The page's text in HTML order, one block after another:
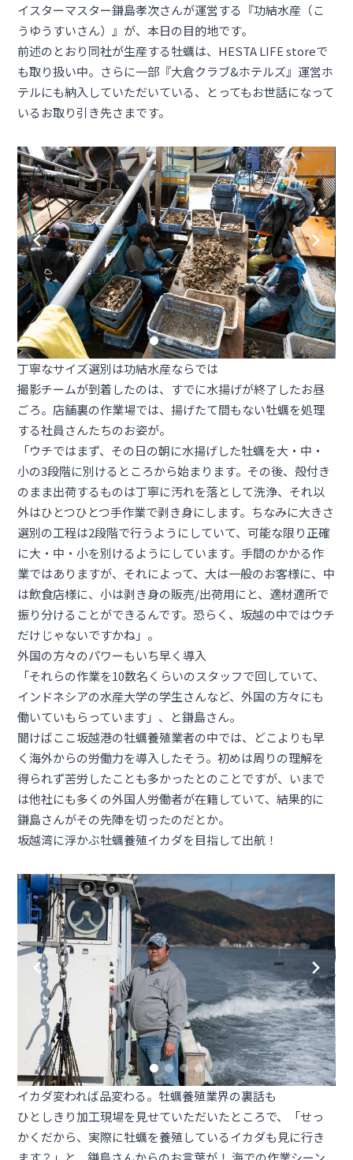
イスターマスター鎌島孝次さんが運営する『功結水産（こ
うゆうすいさん）』が、本日の目的地です。
前述のとおり同社が生産する牡蠣は、HESTA LIFE storeで
も取り扱い中。さらに一部『大倉クラブ&ホテルズ』運営ホ
テルにも納入していただいている、とってもお世話になって
いるお取り引き先さまです。
丁寧なサイズ選別は功結水産ならでは
撮影チームが到着したのは、すでに水揚げが終了したお昼
ごろ。店舗裏の作業場では、揚げたて間もない牡蠣を処理
する社員さんたちのお姿が。
「ウチではまず、その日の朝に水揚げした牡蠣を大・中・
小の3段階に別けるところから始まります。その後、殻付き
のまま出荷するものは丁寧に汚れを落として洗浄、それ以
外はひとつひとつ手作業で剥き身にします。ちなみに大きさ
選別の工程は2段階で行うようにしていて、可能な限り正確
に大・中・小を別けるようにしています。手間のかかる作
業ではありますが、それによって、大は一般のお客様に、中
は飲食店様に、小は剥き身の販売/出荷用にと、適材適所で
振り分けることができるんです。恐らく、坂越の中ではウチ
だけじゃないですかね」。
外国の方々のパワーもいち早く導入
「それらの作業を10数名くらいのスタッフで回していて、
インドネシアの水産大学の学生さんなど、外国の方々にも
働いていもらっています」、と鎌島さん。
聞けばここ坂越港の牡蠣養殖業者の中では、どこよりも早
く海外からの労働力を導入したそう。初めは周りの理解を
得られず苦労したことも多かったとのことですが、いまで
は他社にも多くの外国人労働者が在籍していて、結果的に
鎌島さんがその先陣を切ったのだとか。
坂越湾に浮かぶ牡蠣養殖イカダを目指して出航！
イカダ変われば品変わる。牡蠣養殖業界の裏話も
ひとしきり加工現場を見せていただいたところで、「せっ
かくだから、実際に牡蠣を養殖しているイカダも見に行き